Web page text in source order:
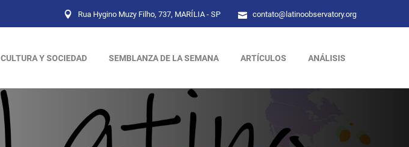
Rua Hygino Muzy Filho, 737, MARÍLIA - SP contato@latinoobservatory.org
CULTURA Y SOCIEDAD SEMBLANZA DE LA SEMANA ARTÍCULOS ANÁLISIS